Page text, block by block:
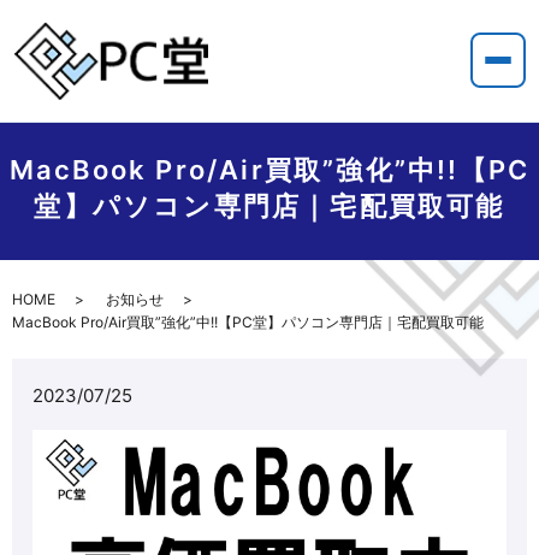
MacBook Pro/Air買取”強化”中!!【PC
堂】パソコン専門店｜宅配買取可能
HOME
お知らせ
MacBook Pro/Air買取”強化”中!!【PC堂】パソコン専門店｜宅配買取可能
2023/07/25